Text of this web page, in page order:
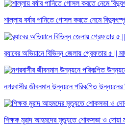
শাল্লায় বর্ষার পানিতে গোসল করতে নেমে
র‌্যাবের অভিয়ানে বিভিন্ন জেলায় গ্রেফতার ৫ ||
নগরবাসীর জীবনমান উন্নয়নে পরিকল্পিত
শিক্ষক মুরাদ আহমদের মৃত্যুতে শোকসভা ও দোয়া